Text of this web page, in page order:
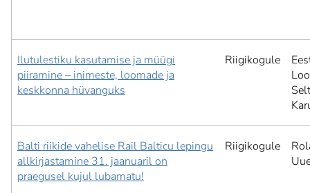
Ilutulestiku kasutamise ja müügi
piiramine – inimeste, loomade ja
keskkonna hüvanguks
Riigikogule
Balti riikide vahelise Rail Balticu lepingu
allkirjastamine 31. jaanuaril on
praegusel kujul lubamatu!
Riigikogule